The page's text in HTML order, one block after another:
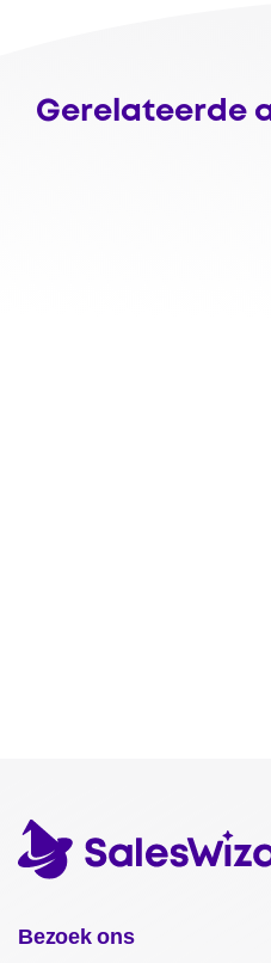
Gerelateerde
Bezoek ons